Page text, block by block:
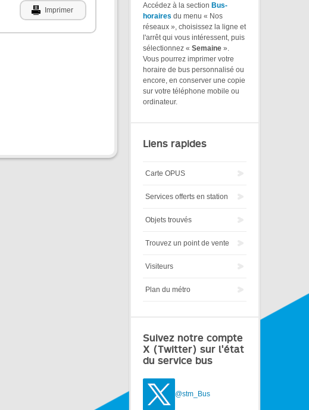
Imprimer
Accédez à la section Bus-
horaires du menu « Nos
réseaux », choisissez la ligne et
l'arrêt qui vous intéressent, puis
sélectionnez « Semaine ».
Vous pourrez imprimer votre
horaire de bus personnalisé ou
encore, en conserver une copie
sur votre téléphone mobile ou
ordinateur.
Liens rapides
Carte OPUS
Services offerts en station
Objets trouvés
Trouvez un point de vente
Visiteurs
Plan du métro
Suivez notre compte
X (Twitter) sur l'état
du service bus
@stm_Bus